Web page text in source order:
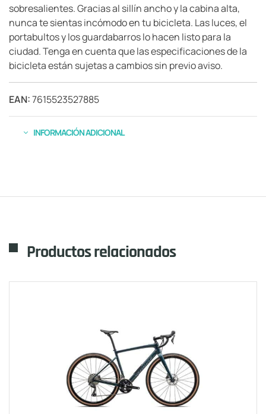
sobresalientes. Gracias al sillín ancho y la cabina alta,
nunca te sientas incómodo en tu bicicleta. Las luces, el
portabultos y los guardabarros lo hacen listo para la
ciudad. Tenga en cuenta que las especificaciones de la
bicicleta están sujetas a cambios sin previo aviso.
EAN:7615523527885
INFORMACIÓN ADICIONAL
Productos relacionados